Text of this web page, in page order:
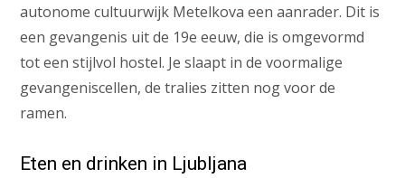
autonome cultuurwijk Metelkova een aanrader. Dit is
een gevangenis uit de 19e eeuw, die is omgevormd
tot een stijlvol hostel. Je slaapt in de voormalige
gevangeniscellen, de tralies zitten nog voor de
ramen.
Eten en drinken in Ljubljana